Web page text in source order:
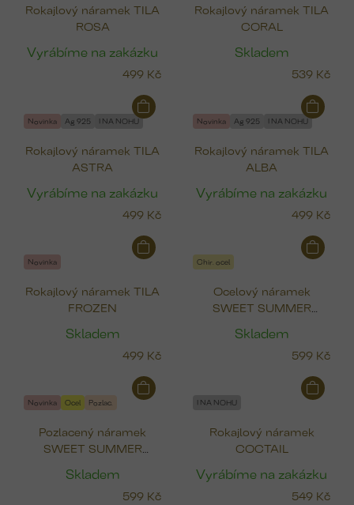
Rokajlový náramek TILA
ROSA
Vyrábíme na zakázku
499 Kč
Rokajlový náramek TILA
CORAL
Skladem
539 Kč
Novinka Ag 925 I NA NOHU
Rokajlový náramek TILA
ASTRA
Vyrábíme na zakázku
499 Kč
Novinka Ag 925 I NA NOHU
Rokajlový náramek TILA
ALBA
Vyrábíme na zakázku
499 Kč
Novinka
Rokajlový náramek TILA
FROZEN
Skladem
499 Kč
Chir. ocel
Ocelový náramek
SWEET SUMMER
ryba)
Skladem
599 Kč
Novinka Ocel Pozlac.
Pozlacený náramek
SWEET SUMMER
ryba)
Skladem
599 Kč
I NA NOHU
Rokajlový náramek
COCTAIL
Vyrábíme na zakázku
549 Kč